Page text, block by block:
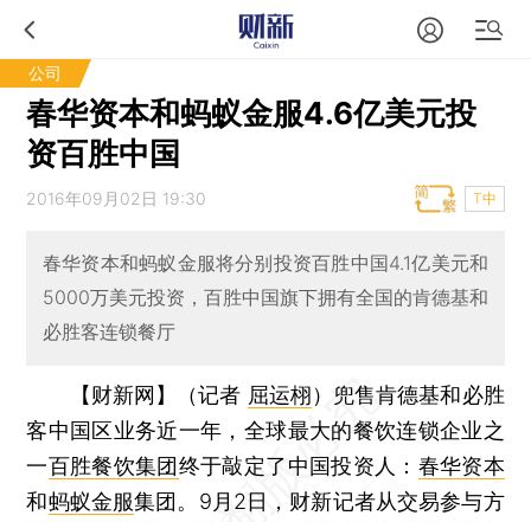
公司
春华资本和蚂蚁金服4.6亿美元投
资百胜中国
2016年09月02日 19:30 T中
春华资本和蚂蚁金服将分别投资百胜中国4.1亿美元和
5000万美元投资，百胜中国旗下拥有全国的肯德基和
必胜客连锁餐厅
【财新网】（记者 屈运栩） 兜售肯德基和必胜
客中国区业务近一年，全球最大的餐饮连锁企业之
一百胜餐饮集团终于敲定了中国投资人： 春华资本
和蚂蚁金服集团。9月2日，财新记者从交易参与方